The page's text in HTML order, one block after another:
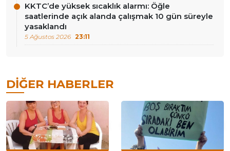
KKTC’de yüksek sıcaklık alarmı: Öğle
saatlerinde açık alanda çalışmak 10 gün süreyle
yasaklandı
5 Ağustos 2026 23:11
DIĞER HABERLER